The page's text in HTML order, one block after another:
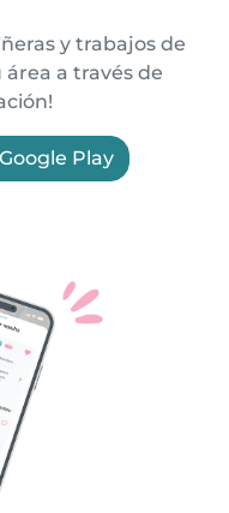
y trabajos de
a través de
Google Play